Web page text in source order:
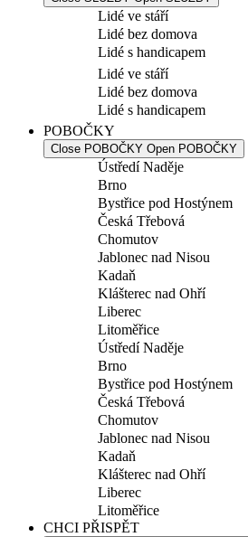
Lidé ve stáří
Lidé bez domova
Lidé s handicapem
Lidé ve stáří
Lidé bez domova
Lidé s handicapem
POBOČKY
Close POBOČKY Open POBOČKY
Ústředí Naděje
Brno
Bystřice pod Hostýnem
Česká Třebová
Chomutov
Jablonec nad Nisou
Kadaň
Klášterec nad Ohří
Liberec
Litoměřice
Ústředí Naděje
Brno
Bystřice pod Hostýnem
Česká Třebová
Chomutov
Jablonec nad Nisou
Kadaň
Klášterec nad Ohří
Liberec
Litoměřice
CHCI PŘISPĚT